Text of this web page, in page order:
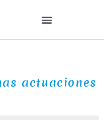
actuaciones